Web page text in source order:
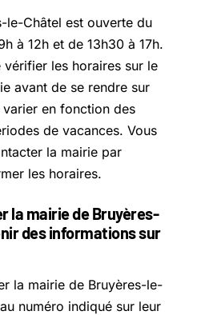
le-Châtel est ouverte du
à 12h et de 13h30 à 17h.
les horaires sur le
avant de se rendre sur
en fonction des
de vacances. Vous
la mairie par
les horaires.
la mairie de Bruyères-
des informations sur
la mairie de Bruyères-le-
numéro indiqué sur leur